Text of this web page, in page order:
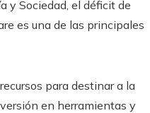
y Sociedad, el déficit de
es una de las principales
para destinar a la
en herramientas y